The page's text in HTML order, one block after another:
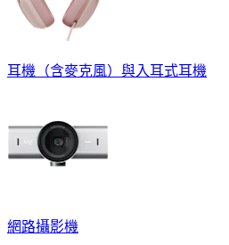
耳機（含麥克風）與入耳式耳機
網路攝影機